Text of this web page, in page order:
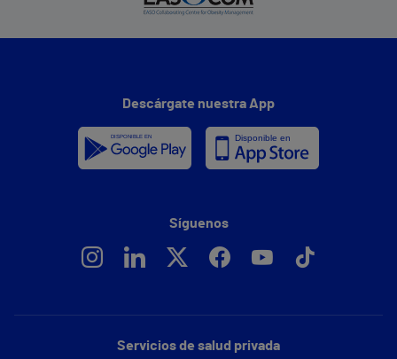
Servicios de salud privada
Descárgate nuestra App
Síguenos